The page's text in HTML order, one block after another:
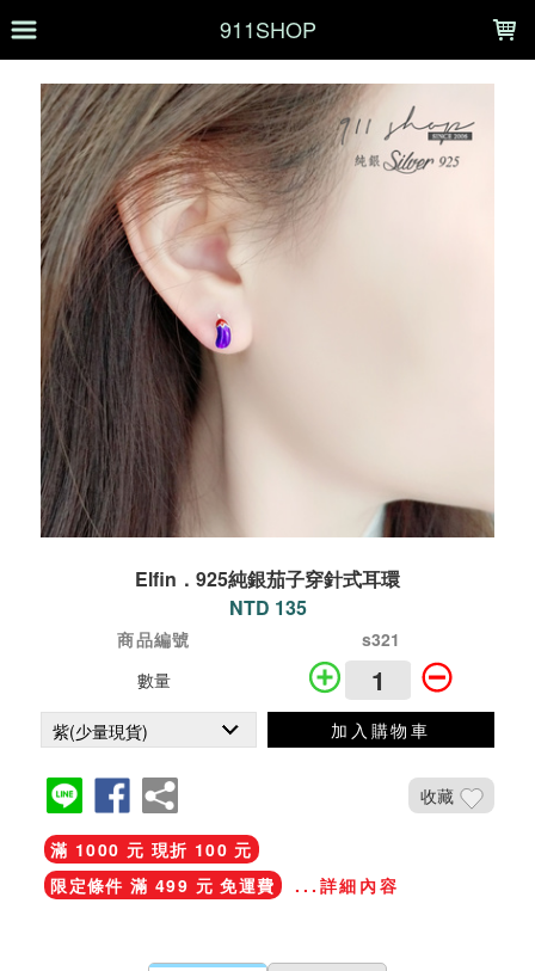
911SHOP
Elfin．925純銀茄子穿針式耳環
NTD 135
商品編號
s321
數量
加入購物車
收藏
滿 1000 元 現折 100 元
限定條件 滿 499 元 免運費
...詳細內容